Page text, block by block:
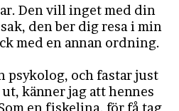
Den vill inget med din
den ber dig resa i min
med en annan ordning.
psykolog, och fastar just
känner jag att hennes
en fiskelina, för få tag